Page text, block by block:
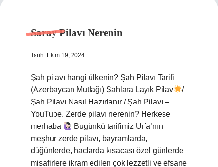
Saray Pilavı Nerenin
Tarih: Ekim 19, 2024
Şah pilavı hangi ülkenin? Şah Pilavı Tarifi
(Azerbaycan Mutfağı) Şahlara Layık Pilav
/
Şah Pilavı Nasıl Hazırlanır / Şah Pilavı –
YouTube. Zerde pilavı nerenin? Herkese
merhaba
Bugünkü tarifimiz Urfa’nın
meşhur zerde pilavı, bayramlarda,
düğünlerde, haclarda kısacası özel günlerde
misafirlere ikram edilen çok lezzetli ve efsane